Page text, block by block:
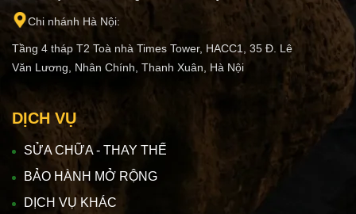
Chi nhánh Hà Nội:
Tầng 4 tháp T2 Toà nhà Times Tower, HACC1, 35 Đ. Lê
Văn Lương, Nhân Chính, Thanh Xuân, Hà Nội
DỊCH VỤ
SỬA CHỮA - THAY THẾ
BẢO HÀNH MỞ RỘNG
DỊCH VỤ KHÁC